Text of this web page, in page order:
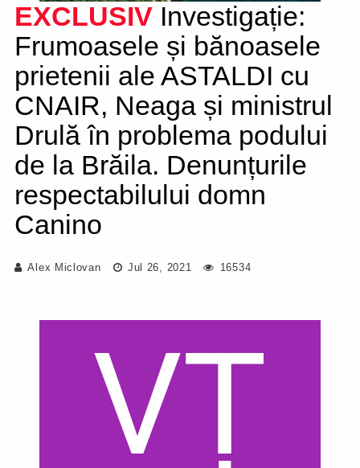
EXCLUSIV Investigație:
Frumoasele și bănoasele
prietenii ale ASTALDI cu
CNAIR, Neaga și ministrul
Drulă în problema podului
de la Brăila. Denunțurile
respectabilului domn
Canino
Alex Miclovan Jul 26, 2021 16534